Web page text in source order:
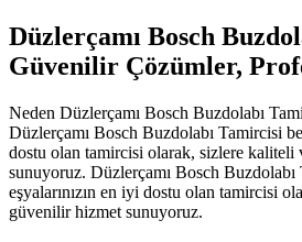
Düzlerçamı Bosch
Güvenilir Çözümler,
Neden Düzlerçamı Bosch Buzdolabı
Düzlerçamı Bosch Buzdolabı Tamircisi
dostu olan tamircisi olarak, sizlere
sunuyoruz. Düzlerçamı Bosch
eşyalarınızın en iyi dostu olan tamircisi
güvenilir hizmet sunuyoruz.